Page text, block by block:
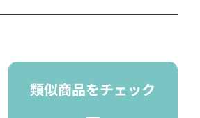
類似商品をチェック